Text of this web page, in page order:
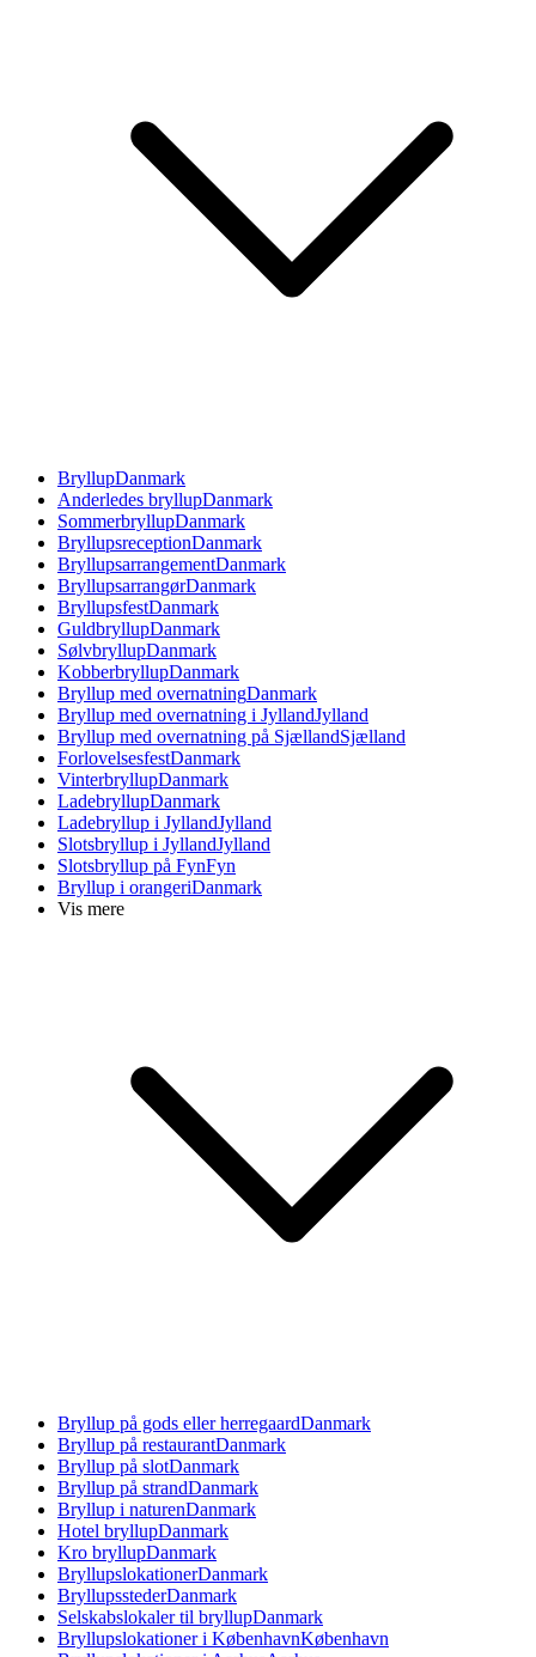
BryllupDanmark
Anderledes bryllupDanmark
SommerbryllupDanmark
BryllupsreceptionDanmark
BryllupsarrangementDanmark
BryllupsarrangørDanmark
BryllupsfestDanmark
GuldbryllupDanmark
SølvbryllupDanmark
KobberbryllupDanmark
Bryllup med overnatningDanmark
Bryllup med overnatning i JyllandJylland
Bryllup med overnatning på SjællandSjælland
ForlovelsesfestDanmark
VinterbryllupDanmark
LadebryllupDanmark
Ladebryllup i JyllandJylland
Slotsbryllup i JyllandJylland
Slotsbryllup på FynFyn
Bryllup i orangeriDanmark
Vis mere
Bryllup på gods eller herregaardDanmark
Bryllup på restaurantDanmark
Bryllup på slotDanmark
Bryllup på strandDanmark
Bryllup i naturenDanmark
Hotel bryllupDanmark
Kro bryllupDanmark
BryllupslokationerDanmark
BryllupsstederDanmark
Selskabslokaler til bryllupDanmark
Bryllupslokationer i KøbenhavnKøbenhavn